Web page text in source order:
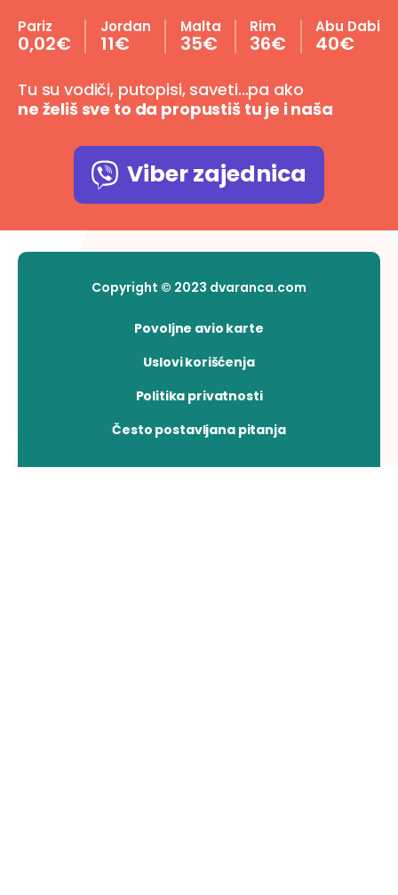
Pariz
0,02€
Jordan
11€
Malta
35€
Rim
36€
Abu Dabi
40€
Tu su vodiči, putopisi, saveti…pa ako
ne želiš sve to da propustiš tu je i naša
Viber zajednica
Copyright © 2023 dvaranca.com
Povoljne avio karte
Uslovi korišćenja
Politika privatnosti
Često postavljana pitanja